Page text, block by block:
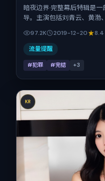
暗夜边界·完整幕后特辑是
导。主演包括刘青云、黄渤
2019-12-20，正片时长116分
97.2K 2019-12-20 8.4
流量提醒
#犯罪 #完结 +3
KR